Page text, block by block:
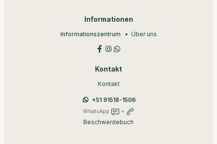
Informationen
Informationszentrum Über uns
Kontakt
Kontakt
+51 91518-1506
WhatsApp +
Beschwerdebuch